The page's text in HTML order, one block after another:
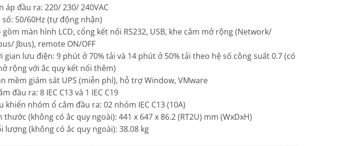
áp đầu ra: 220/ 230/ 240VAC
số: 50/60Hz (tự động nhận)
gồm màn hình LCD, cổng kết nối RS232, USB, khe cắm mở rộng (Network/
Jbus), remote ON/OFF
gian lưu điện: 9 phút ở 70% tải và 14 phút ở 50% tải theo hệ số công suất 0.7 (có
rộng với ắc quy kết nối thêm)
mềm giám sát UPS (miễn phí), hỗ trợ Window, VMware
đầu ra: 8 IEC C13 và 1 IEC C19
khiển nhóm ổ cắm đầu ra: 02 nhóm IEC C13 (10A)
thước (không có ắc quy ngoài): 441 x 647 x 86.2 (RT2U) mm (WxDxH)
lượng (không có ắc quy ngoài): 38.08 kg